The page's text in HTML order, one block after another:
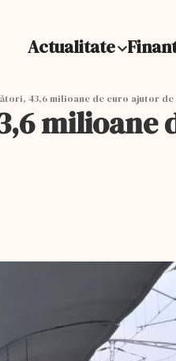
Actualitate
43,6 milioane de euro ajutor
milioane